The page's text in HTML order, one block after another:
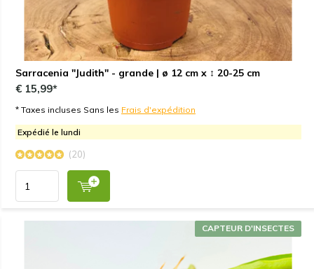
Sarracenia "Judith" - grande | ø 12 cm x ↕ 20-25 cm
€ 15,99*
* Taxes incluses Sans les Frais d'expédition
Expédié le lundi
(20)
CAPTEUR D'INSECTES